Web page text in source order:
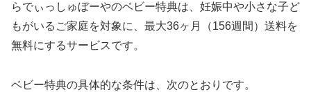
らでぃっしゅぼーやのベビー特典は、妊娠中や小さな子ど
もがいるご家庭を対象に、最大36ヶ月（156週間）送料を
無料にするサービスです。
ベビー特典の具体的な条件は、次のとおりです。